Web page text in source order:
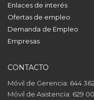
Enlaces de interés
Ofertas de empleo
Demanda de Empleo
Empresas
CONTACTO
Móvil de Gerencia: 644
Móvil de Asistencia: 629